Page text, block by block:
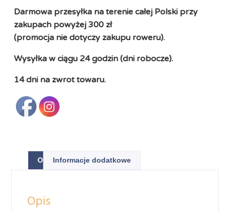
Darmowa przesyłka na terenie całej Polski przy
zakupach powyżej 300 zł
(promocja nie dotyczy zakupu roweru).
Wysyłka w ciągu 24 godzin (dni robocze).
14 dni na zwrot towaru.
OpisInformacje dodatkowe
Opis